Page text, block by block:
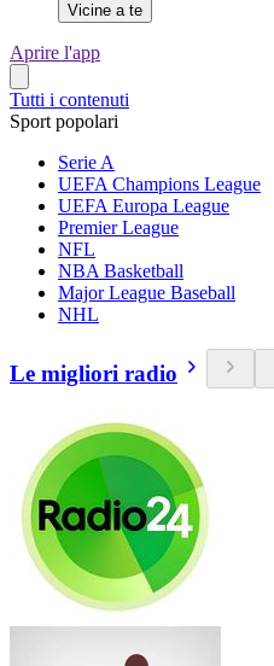
Vicine a te
Aprire l'app
Tutti i contenuti
Sport popolari
Serie A
UEFA Champions League
UEFA Europa League
Premier League
NFL
NBA Basketball
Major League Baseball
NHL
Le migliori radio